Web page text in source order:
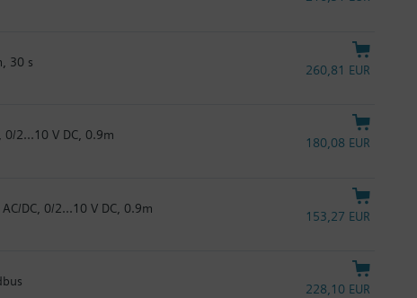
30 s
260,81 EUR
2...10 V DC, 0.9m
180,08 EUR
DC, 0/2...10 V DC, 0.9m
153,27 EUR
228,10 EUR